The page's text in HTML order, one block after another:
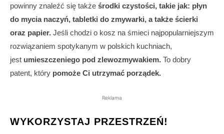
powinny znaleźć się także środki czystości, takie jak: płyn
do mycia naczyń, tabletki do zmywarki, a także ścierki
oraz papier. Jeśli chodzi o kosz na śmieci najpopularniejszym
rozwiązaniem spotykanym w polskich kuchniach,
jest umieszczeniego pod zlewozmywakiem. To dobry
patent, który pomoże Ci utrzymać porządek.
Reklama
WYKORZYSTAJ PRZESTRZEŃ!